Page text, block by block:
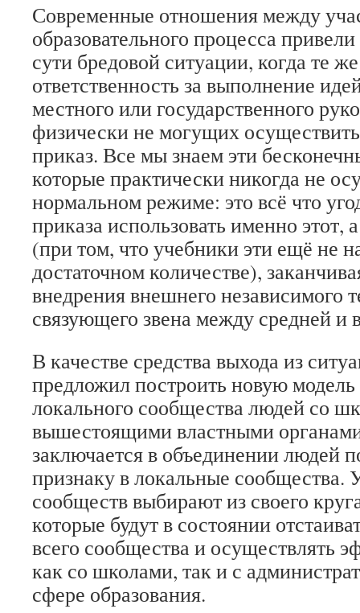
Современные отношения между
образовательного процесса
сути бредовой ситуации, когда те
ответственность за выполнение
местного или государственного
физически не могущих
приказ. Все мы знаем эти
которые практически никогда не
нормальном режиме: это всё что
приказа использовать именно этот,
(при том, что учебники эти ещё не
достаточном количестве),
внедрения внешнего независимого
связующего звена между средней
В качестве средства выхода из
предложил построить новую
локального сообщества людей со
вышестоящими властными
заключается в объединении людей
признаку в локальные сообщества.
сообществ выбирают из своего
которые будут в состоянии
всего сообщества и осуществлять
как со школами, так и с
сфере образования.